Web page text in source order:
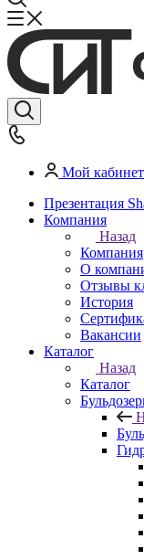
Мой кабинет
Презентация
Компания
Назад
Компания
О
Отзывы
История
Вакансии
Каталог
Назад
Каталог